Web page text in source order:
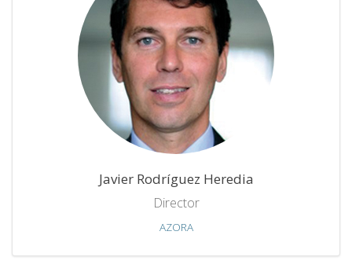
Javier Rodríguez Heredia
Director
AZORA